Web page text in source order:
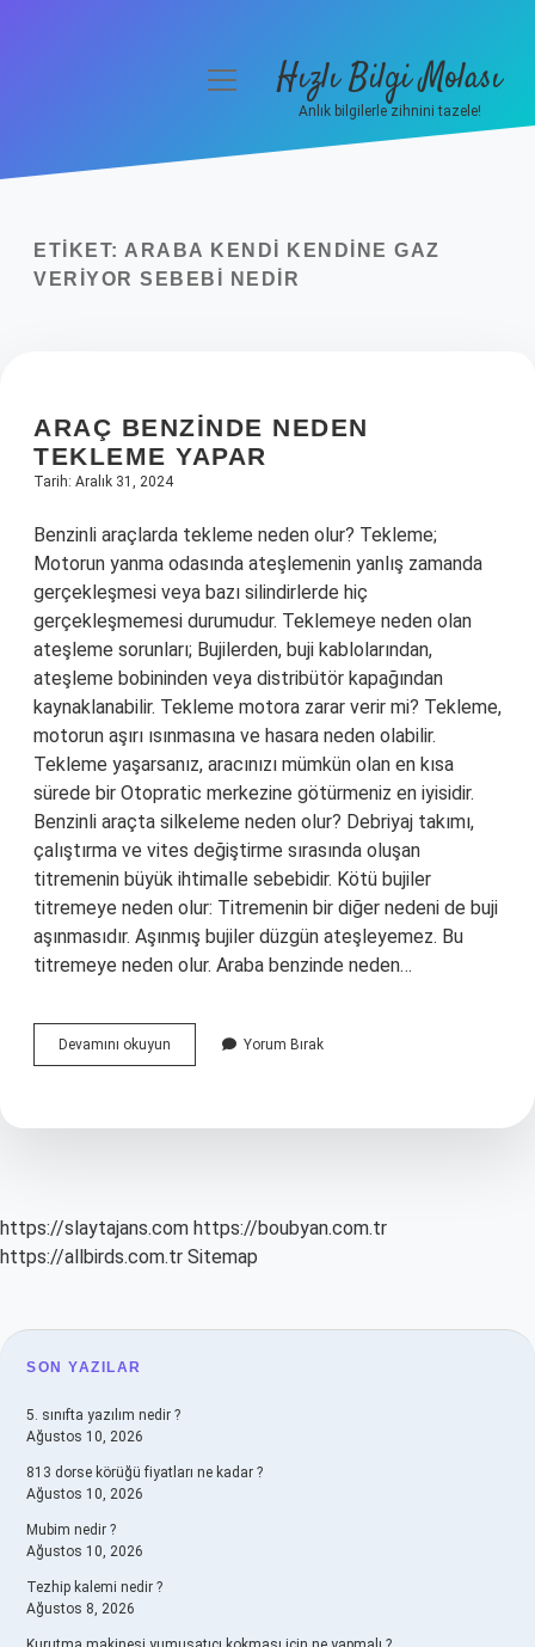
Yasal Uyarı
menüyüHızlı Bilgi Molası
Anlık bilgilerle zihnini tazele!
ETIKET: ARABA KENDI KENDINE GAZ
VERIYOR SEBEBI NEDIR
ARAÇ BENZINDE NEDEN
TEKLEME YAPAR
Tarih: Aralık 31, 2024
Benzinli araçlarda tekleme neden olur? Tekleme;
Motorun yanma odasında ateşlemenin yanlış zamanda
gerçekleşmesi veya bazı silindirlerde hiç
gerçekleşmemesi durumudur. Teklemeye neden olan
ateşleme sorunları; Bujilerden, buji kablolarından,
ateşleme bobininden veya distribütör kapağından
kaynaklanabilir. Tekleme motora zarar verir mi? Tekleme,
motorun aşırı ısınmasına ve hasara neden olabilir.
Tekleme yaşarsanız, aracınızı mümkün olan en kısa
sürede bir Otopratic merkezine götürmeniz en iyisidir.
Benzinli araçta silkeleme neden olur? Debriyaj takımı,
çalıştırma ve vites değiştirme sırasında oluşan
titremenin büyük ihtimalle sebebidir. Kötü bujiler
titremeye neden olur: Titremenin bir diğer nedeni de buji
aşınmasıdır. Aşınmış bujiler düzgün ateşleyemez. Bu
titremeye neden olur. Araba benzinde neden…
Devamını okuyun
Benzinde
Yapar
Yorum Bırak
https://slaytajans.com https://boubyan.com.tr
https://allbirds.com.tr Sitemap
SIDEBAR
SON YAZILAR
5. sınıfta yazılım nedir ?
Ağustos 10, 2026
813 dorse körüğü fiyatları ne kadar ?
Ağustos 10, 2026
Mubim nedir ?
Ağustos 10, 2026
Tezhip kalemi nedir ?
Ağustos 8, 2026